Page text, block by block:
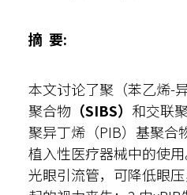
摘 要:
本文讨论了聚（苯乙烯-
聚合物 （SIBS） 和交联
聚异丁烯（PIB）基聚合
植入性医疗器械中的使
光眼引流管，可降低眼